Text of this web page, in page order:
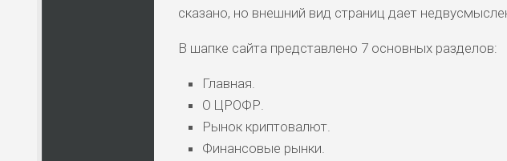
сказано, но внешний вид страниц дает
В шапке сайта представлено 7 основных разделов:
Главная.
О ЦРОФР.
Рынок криптовалют.
Финансовые рынки.